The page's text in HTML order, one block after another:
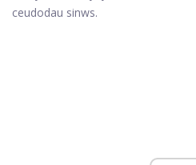
ceudodau sinws.